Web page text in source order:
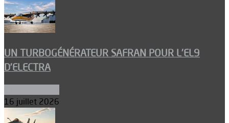
UN TURBOGÉNÉRATEUR SAFRAN POUR L’EL9
D’ELECTRA
16 juillet 2026